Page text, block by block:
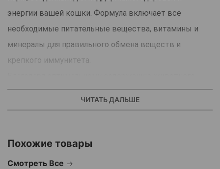
энергии вашей кошки. Формула включает все
необходимые питательные вещества, витамины и
минералы для правильного обмена веществ и
крепкого иммунитета.
белка корм помогает поддерживать мышечную
массу, а специальные добавки способствуют
здоровью пищеварения.
ЧИТАТЬ ДАЛЬШЕ
Похожие товары
Смотреть Все